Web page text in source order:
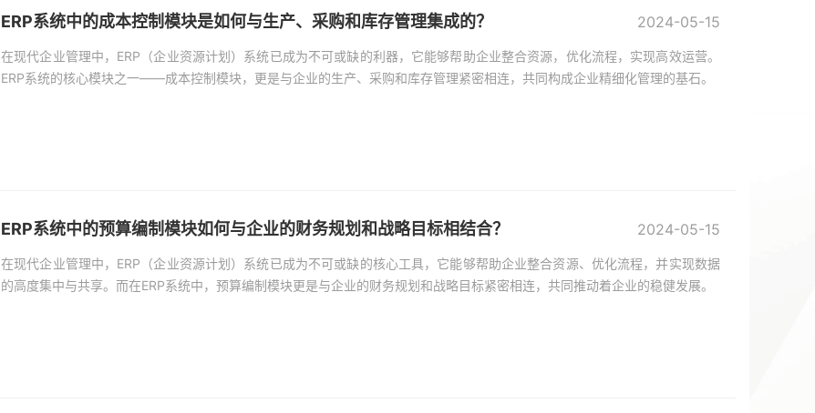
ERP系统中的成本控制模块是如何与生产、采购和库存管理集成的？
在现代企业管理中，ERP（企业资源计划）系统已成为不可或缺的利器，它能够帮助企业整合资源，优化流程，实现高效运营。
ERP系统的核心模块之一——成本控制模块，更是与企业的生产、采购和库存管理紧密相连，共同构成企业精细化管理的基石。
2024-05-15
ERP系统中的预算编制模块如何与企业的财务规划和战略目标相结合？
在现代企业管理中，ERP（企业资源计划）系统已成为不可或缺的核心工具，它能够帮助企业整合资源、优化流程，并实现数据
的高度集中与共享。而在ERP系统中，预算编制模块更是与企业的财务规划和战略目标紧密相连，共同推动着企业的稳健发展。
2024-05-15